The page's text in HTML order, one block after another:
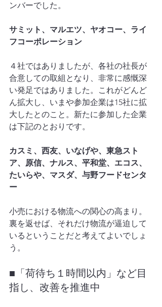
ンバーでした。
サミット、マルエツ、ヤオコー、ライ
フコーポレーション
４社ではありましたが、各社の社長が
合意しての取組となり、非常に感慨深
い発足ではありました。これがどんど
ん拡大し、いまや参加企業は15社に拡
大したとのこと。新たに参加した企業
は下記のとおりです。
カスミ、西友、いなげや、東急スト
ア、原信、ナルス、平和堂、エコス、
たいらや、マスダ、与野フードセンタ
ー
小売における物流への関心の高まり。
裏を返せば、それだけ物流が逼迫して
いるということだと考えてよいでしょ
う。
■「荷待ち１時間以内」など目
指し、改善を推進中